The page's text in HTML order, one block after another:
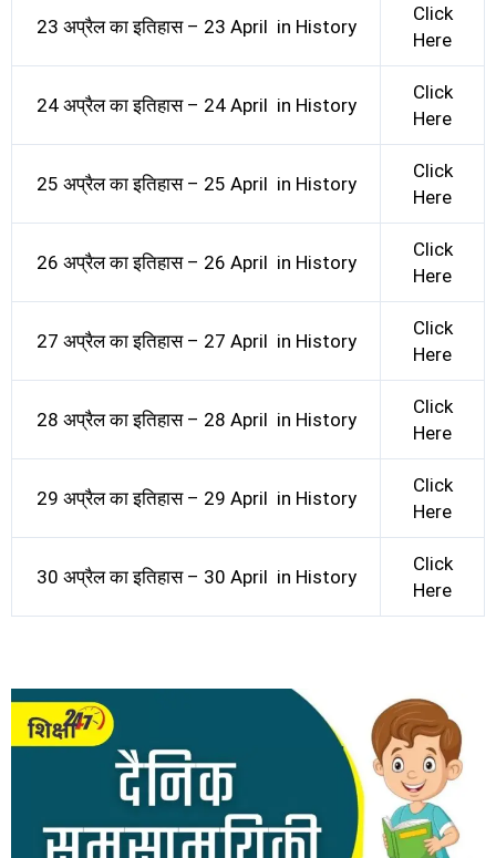
23 अप्रैल का इतिहास – 23 April in History
Click
Here
24 अप्रैल का इतिहास – 24 April in History
Click
Here
25 अप्रैल का इतिहास – 25 April in History
Click
Here
26 अप्रैल का इतिहास – 26 April in History
Click
Here
27 अप्रैल का इतिहास – 27 April in History
Click
Here
28 अप्रैल का इतिहास – 28 April in History
Click
Here
29 अप्रैल का इतिहास – 29 April in History
Click
Here
30 अप्रैल का इतिहास – 30 April in History
Click
Here